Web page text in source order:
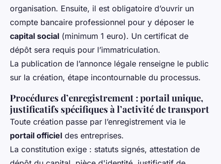
organisation. Ensuite, il est obligatoire d’ouvrir un
compte bancaire professionnel pour y déposer le
capital social (minimum 1 euro). Un certificat de
dépôt sera requis pour l’immatriculation.
La publication de l’annonce légale renseigne le public
sur la création, étape incontournable du processus.
Procédures d’enregistrement : portail unique,
justificatifs spécifiques à l’activité de transport
Toute création passe par l’enregistrement via le
portail officiel des entreprises.
La constitution exige : statuts signés, attestation de